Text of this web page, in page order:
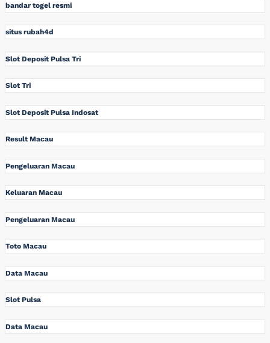
bandar togel resmi
situs rubah4d
Slot Deposit Pulsa Tri
Slot Tri
Slot Deposit Pulsa Indosat
Result Macau
Pengeluaran Macau
Keluaran Macau
Pengeluaran Macau
Toto Macau
Data Macau
Slot Pulsa
Data Macau